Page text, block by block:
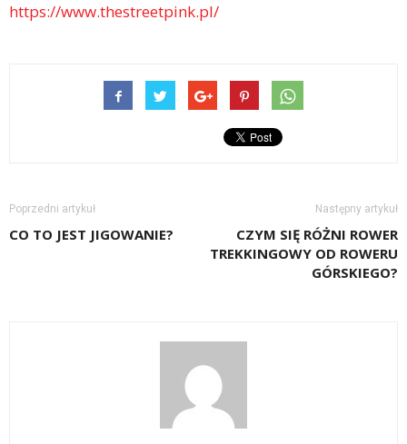
https://www.thestreetpink.pl/
Poprzedni artykuł
CO TO JEST JIGOWANIE?
Następny artykuł
CZYM SIĘ RÓŻNI ROWER
TREKKINGOWY OD ROWERU
GÓRSKIEGO?